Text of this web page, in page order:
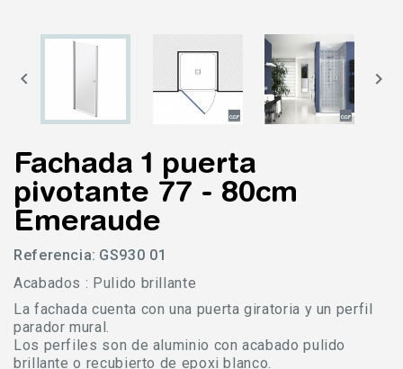
 
Fachada 1 puerta
pivotante 77 - 80cm
Emeraude
Referencia: GS930 01
Acabados : Pulido brillante
La fachada cuenta con una puerta giratoria y un perfil
parador mural.
Los perfiles son de aluminio con acabado pulido
brillante o recubierto de epoxi blanco.